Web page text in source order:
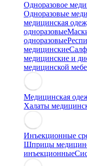
Одноразовое
Одноразовые
медицинская
одноразовые
одноразовые
медицинские
медицинские и
медицинской
Медицинская
Халаты
Инъекционные
Шприцы
инъекционные